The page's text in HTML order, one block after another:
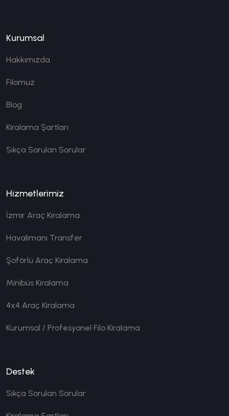
Kurumsal
Hakkımızda
Filomuz
Blog
Kiralama Şartları
Sıkça Sorulan Sorular
Hizmetlerimiz
İzmir Araç Kiralama
Havalimanı Transfer
Şoförlü Araç Kiralama
Minibüs Kiralama
4x4 Araç Kiralama
Kurumsal / Profesyonel Filo Kiralama
Destek
Sıkça Sorulan Sorular